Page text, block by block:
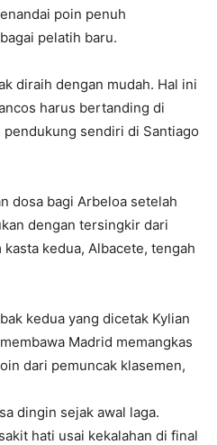
poin penuh
pelatih baru.
diraih dengan mudah. Hal ini
harus bertanding di
sendiri di Santiago
dosa bagi Arbeloa setelah
dengan tersingkir dari
kedua, Albacete, tengah
kedua yang dicetak Kylian
Madrid memangkas
dari pemuncak klasemen,
dingin sejak awal laga.
hati usai kekalahan di final